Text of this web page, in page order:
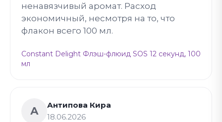
ненавязчивый аромат. Расход
экономичный, несмотря на то, что
флакон всего 100 мл.
Constant Delight Флэш-флюид SOS 12 секунд, 100
мл
А
Антипова Кира
18.06.2026